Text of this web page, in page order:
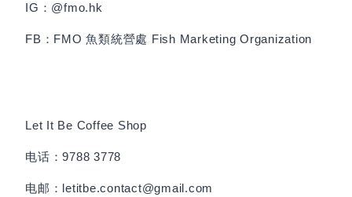
IG：@fmo.hk
FB：FMO 魚類統營處 Fish Marketing Organization
Let It Be Coffee Shop
电话：9788 3778
电邮：letitbe.contact@gmail.com